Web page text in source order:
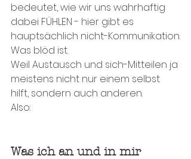
bedeutet, wie wir uns wahrhaftig
dabei FÜHLEN - hier gibt es
hauptsächlich nicht-Kommunikation.
Was blöd ist.
Weil Austausch und sich-Mitteilen ja
meistens nicht nur einem selbst
hilft, sondern auch anderen.
Also:
Was ich an und in mir